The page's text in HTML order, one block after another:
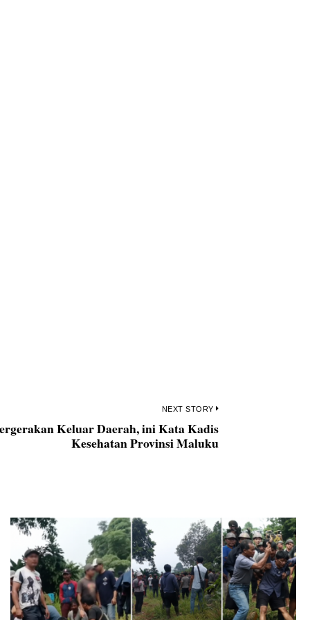
NEXT STORY
Next
post:
Keluar Daerah, ini Kata Kadis
Kesehatan Provinsi Maluku